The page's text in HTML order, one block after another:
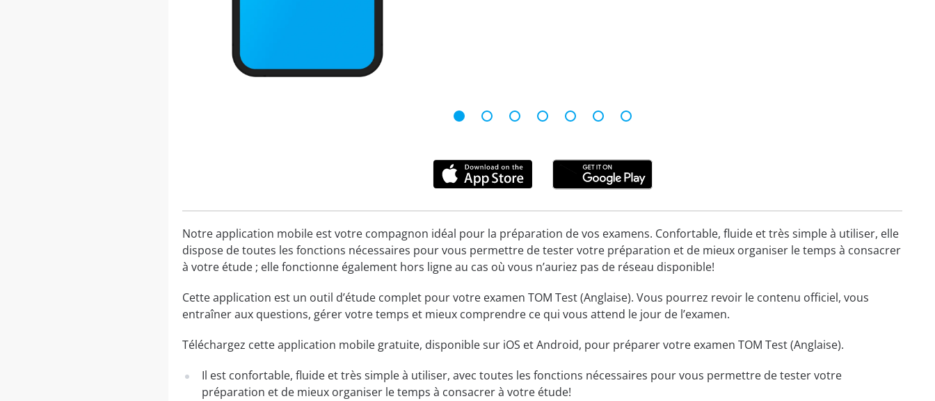
Notre application mobile est votre compagnon idéal pour la préparation de vos examens. Confortable, fluide et très simple à utiliser, elle
dispose de toutes les fonctions nécessaires pour vous permettre de tester votre préparation et de mieux organiser le temps à consacrer
à votre étude ; elle fonctionne également hors ligne au cas où vous n’auriez pas de réseau disponible!
Cette application est un outil d’étude complet pour votre examen TOM Test (Anglaise). Vous pourrez revoir le contenu officiel, vous
entraîner aux questions, gérer votre temps et mieux comprendre ce qui vous attend le jour de l’examen.
Téléchargez cette application mobile gratuite, disponible sur iOS et Android, pour préparer votre examen TOM Test (Anglaise).
Il est confortable, fluide et très simple à utiliser, avec toutes les fonctions nécessaires pour vous permettre de tester votre
préparation et de mieux organiser le temps à consacrer à votre étude!